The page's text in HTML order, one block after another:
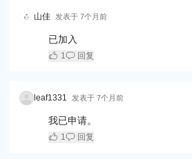
山佳 发表于 7个月前
已加入
1 回复
leaf1331 发表于 7个月前
我已申请。
1 回复